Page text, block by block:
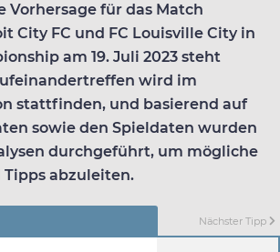
Vorhersage für das Match
City FC und FC Louisville City in
am 19. Juli 2023 steht
wird im
stattfinden, und basierend auf
sowie den Spieldaten wurden
durchgeführt, um mögliche
Tipps abzuleiten.
Nächster Tipp